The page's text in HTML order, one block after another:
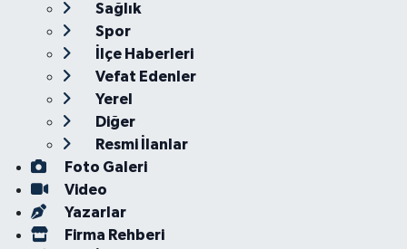
Sağlık
Spor
İlçe Haberleri
Vefat Edenler
Yerel
Diğer
Resmi İlanlar
Foto Galeri
Video
Yazarlar
Firma Rehberi